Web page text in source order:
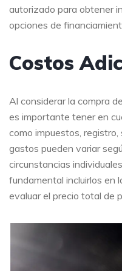
autorizado para obtener
opciones de
Costos
Al considerar la compra
es importante tener en
como impuestos,
gastos pueden variar
circunstancias
fundamental incluirlos en
evaluar el precio total de